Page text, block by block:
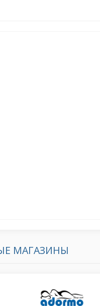
МАГАЗИНЫ